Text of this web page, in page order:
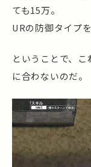
ても15万。
URの防御タイプ
ということで、
に合わないのだ。